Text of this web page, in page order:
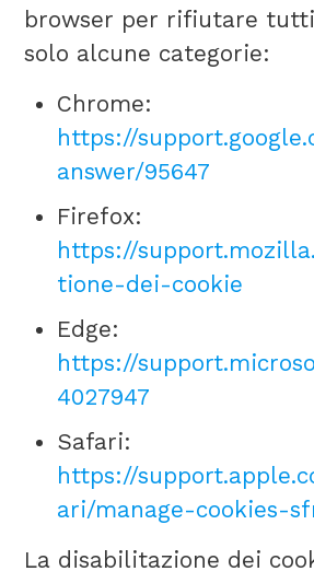
browser per rifiutare
solo alcune categorie:
Chrome:
https://
answer/95647
Firefox:
https://
tione-dei-cookie
Edge:
https://
4027947
Safari:
https://
ari/manage-cookies-
La disabilitazione dei